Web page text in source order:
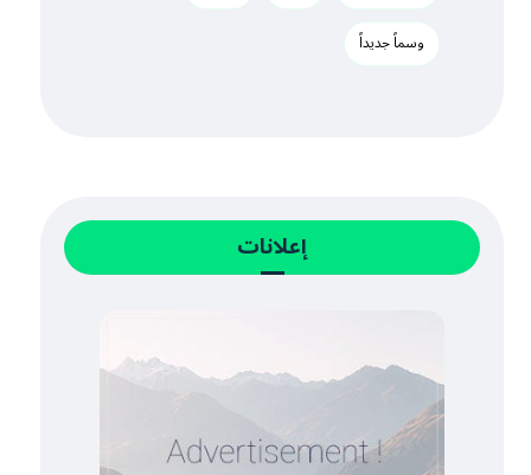
وسماً جديداً
إعلانات